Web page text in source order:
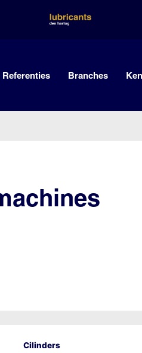
Referenties Branches
Cilinders